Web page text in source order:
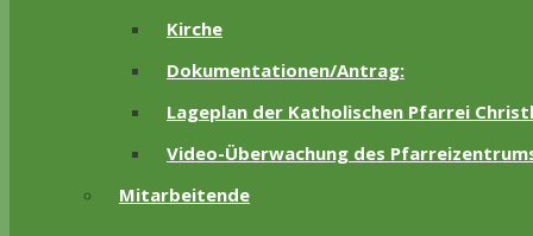
Kirche
Dokumentationen/Antrag:
Lageplan der Katholischen Pfarrei
Video-Überwachung des
Mitarbeitende